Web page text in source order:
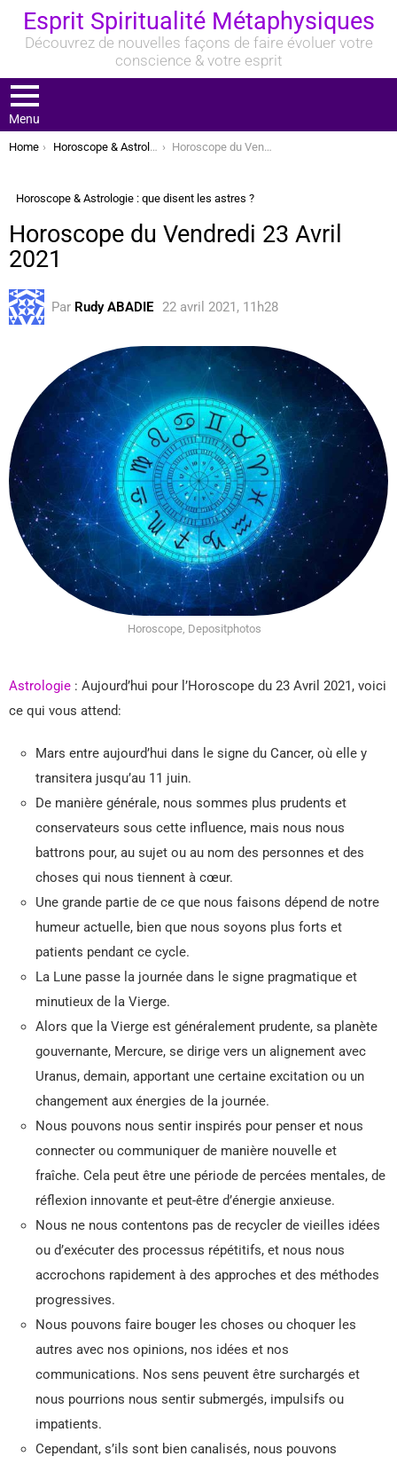
Esprit Spiritualité Métaphysiques
Découvrez de nouvelles façons de faire évoluer votre
conscience & votre esprit
Menu
You are here:
Home Horoscope & Astrologie : que disent les astres ? Horoscope du Vendredi 23 Avril 2021
Horoscope & Astrologie : que disent les astres ?
Horoscope du Vendredi 23 Avril
2021
Par Rudy ABADIE 22 avril 2021, 11h28
Horoscope, Depositphotos
Astrologie : Aujourd’hui pour l’Horoscope du 23 Avril 2021, voici
ce qui vous attend:
Mars entre aujourd’hui dans le signe du Cancer, où elle y
transitera jusqu’au 11 juin.
De manière générale, nous sommes plus prudents et
conservateurs sous cette influence, mais nous nous
battrons pour, au sujet ou au nom des personnes et des
choses qui nous tiennent à cœur.
Une grande partie de ce que nous faisons dépend de notre
humeur actuelle, bien que nous soyons plus forts et
patients pendant ce cycle.
La Lune passe la journée dans le signe pragmatique et
minutieux de la Vierge.
Alors que la Vierge est généralement prudente, sa planète
gouvernante, Mercure, se dirige vers un alignement avec
Uranus, demain, apportant une certaine excitation ou un
changement aux énergies de la journée.
Nous pouvons nous sentir inspirés pour penser et nous
connecter ou communiquer de manière nouvelle et
fraîche. Cela peut être une période de percées mentales, de
réflexion innovante et peut-être d’énergie anxieuse.
Nous ne nous contentons pas de recycler de vieilles idées
ou d’exécuter des processus répétitifs, et nous nous
accrochons rapidement à des approches et des méthodes
progressives.
Nous pouvons faire bouger les choses ou choquer les
autres avec nos opinions, nos idées et nos
communications. Nos sens peuvent être surchargés et
nous pourrions nous sentir submergés, impulsifs ou
impatients.
Cependant, s’ils sont bien canalisés, nous pouvons